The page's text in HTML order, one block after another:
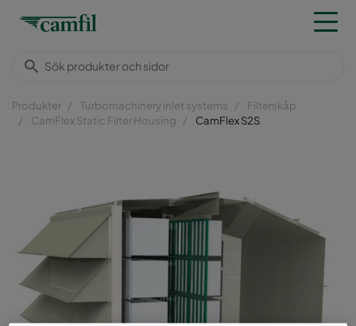
Produkter Turbomachinery inlet systems
Filterskåp
CamFlex Static Filter Housing
CamFlex S2S